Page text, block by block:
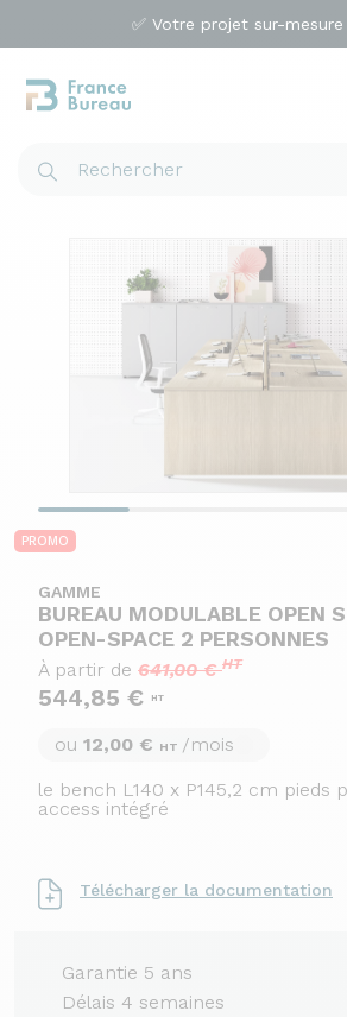
✅ Votre projet sur-
PROMO
GAMME
BUREAU MODULABLE OPEN
OPEN-SPACE 2 PERSONNES
À partir de 641,00 €HT
544,85 € HT
ou 12,00 € HT /mois
le bench L140 x P145,2 cm pieds
access intégré
Télécharger la documentation
Garantie 5 ans
Délais 4 semaines